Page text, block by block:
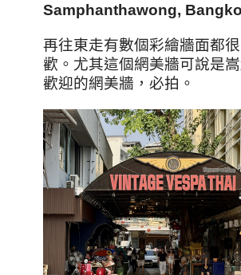
Samphanthawong,
再往東走有數個彩繪牆面都
歡。尤其這個網美牆可說是
歡迎的網美牆，必拍。